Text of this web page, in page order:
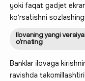
yoki faqat gadjet
ko‘rsatishni
Ilovaning yangi
o‘rnating
Banklar ilovaga
ravishda